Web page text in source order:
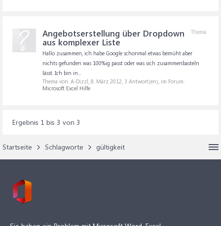
Thema
Angebotserstellung über Dropdown
aus komplexer Liste
Hallo zusammen, ich habe Google schonmal etwas bemüht aber
nichts gefunden was 100%ig passt oder was sich zusammenbasteln
lässt. Ich bin in...
Thema von: A-Dizzl, 8. März 2012, 3 Antwort(en), im Forum:
Microsoft Excel Hilfe
Ergebnis 1 bis 3 von 3
Startseite Schlagworte gültigkeit